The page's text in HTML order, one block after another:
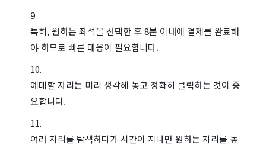
특히, 원하는 좌석을 선택한 후 8분 이내에 결제를 완료해
야 하므로 빠른 대응이 필요합니다.
예매할 자리는 미리 생각해 놓고 정확히 클릭하는 것이 중
요합니다.
여러 자리를 탐색하다가 시간이 지나면 원하는 자리를 놓